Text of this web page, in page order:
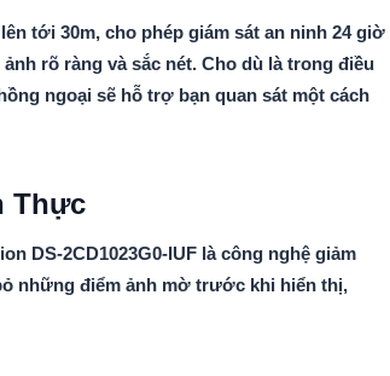
tới 30m, cho phép giám sát an ninh 24 giờ
rõ ràng và sắc nét. Cho dù là trong điều
ngoại sẽ hỗ trợ bạn quan sát một cách
Thực
DS-2CD1023G0-IUF là công nghệ giảm
những điểm ảnh mờ trước khi hiển thị,